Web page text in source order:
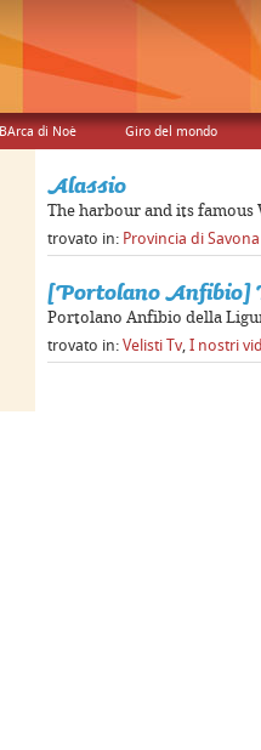
BArca di Noè Giro del mondo
Alassio
The harbour and its famous
trovato in: Provincia di Savona
[Portolano Anfibio]
Portolano Anfibio della
trovato in: Velisti Tv, I nostri